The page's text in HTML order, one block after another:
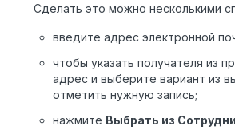
Сделать это можно несколькими
введите адрес электронной
чтобы указать получателя из
адрес и выберите вариант из
отметить нужную запись;
нажмите Выбрать из